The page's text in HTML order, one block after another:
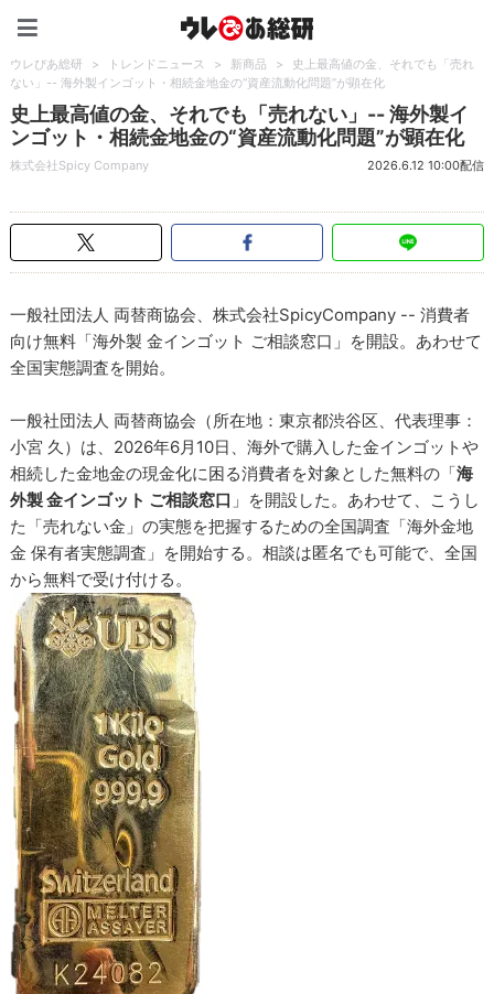
ウレぴあ総研 > トレンドニュース > 新商品 >
史上最高値の金、それでも「売れ
ない」-- 海外製インゴット・相続金地金の“資産流動化問題”が顕在化
史上最高値の金、それでも「売れない」-- 海外製イ
ンゴット・相続金地金の“資産流動化問題”が顕在化
株式会社Spicy Company 2026.6.12 10:00配信
一般社団法人 両替商協会、株式会社SpicyCompany -- 消費者
向け無料「海外製 金インゴット ご相談窓口」を開設。あわせて
全国実態調査を開始。
一般社団法人 両替商協会（所在地：東京都渋谷区、代表理事：
小宮 久）は、2026年6月10日、海外で購入した金インゴットや
相続した金地金の現金化に困る消費者を対象とした無料の「海
外製 金インゴット ご相談窓口 」を開設した。あわせて、こうし
た「売れない金」の実態を把握するための全国調査「海外金地
金 保有者実態調査」を開始する。相談は匿名でも可能で、全国
から無料で受け付ける。